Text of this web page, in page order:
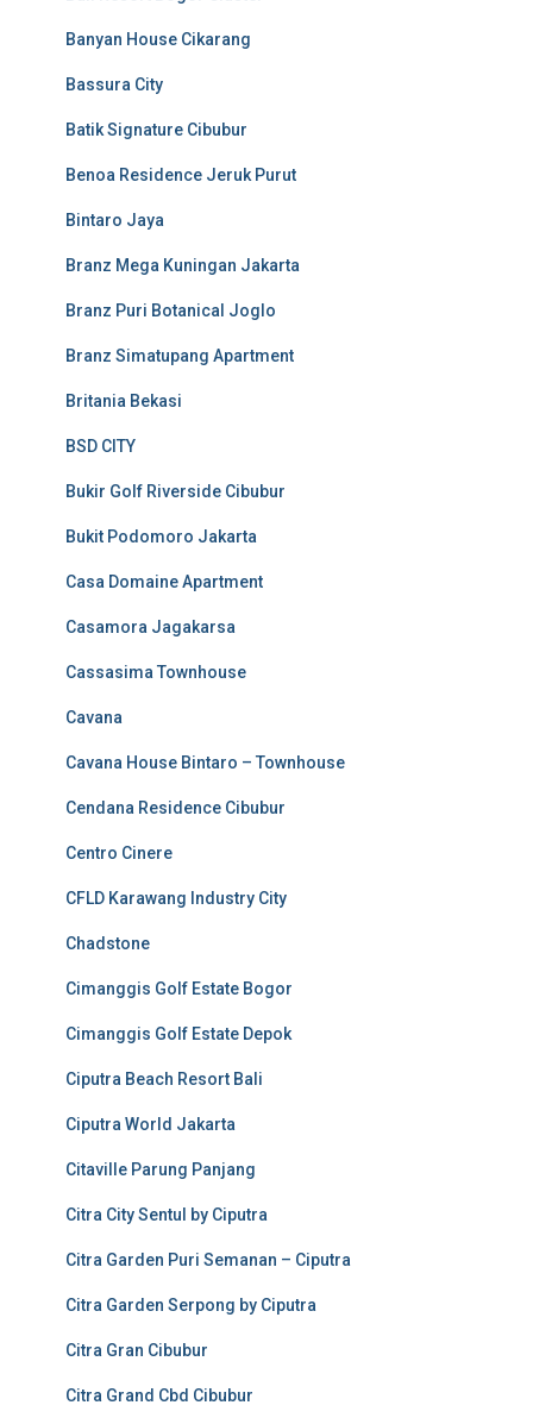
Banyan House Cikarang
Bassura City
Batik Signature Cibubur
Benoa Residence Jeruk Purut
Bintaro Jaya
Branz Mega Kuningan Jakarta
Branz Puri Botanical Joglo
Branz Simatupang Apartment
Britania Bekasi
BSD CITY
Bukir Golf Riverside Cibubur
Bukit Podomoro Jakarta
Casa Domaine Apartment
Casamora Jagakarsa
Cassasima Townhouse
Cavana
Cavana House Bintaro – Townhouse
Cendana Residence Cibubur
Centro Cinere
CFLD Karawang Industry City
Chadstone
Cimanggis Golf Estate Bogor
Cimanggis Golf Estate Depok
Ciputra Beach Resort Bali
Ciputra World Jakarta
Citaville Parung Panjang
Citra City Sentul by Ciputra
Citra Garden Puri Semanan – Ciputra
Citra Garden Serpong by Ciputra
Citra Gran Cibubur
Citra Grand Cbd Cibubur